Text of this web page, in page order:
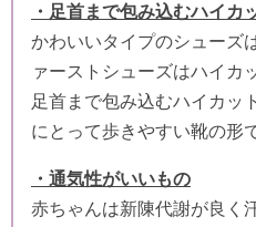
・足首まで包み込むハイカ
かわいいタイプのシューズ
ァーストシューズはハイカ
足首まで包み込むハイカッ
にとって歩きやすい靴の形
・通気性がいいもの
赤ちゃんは新陳代謝が良く